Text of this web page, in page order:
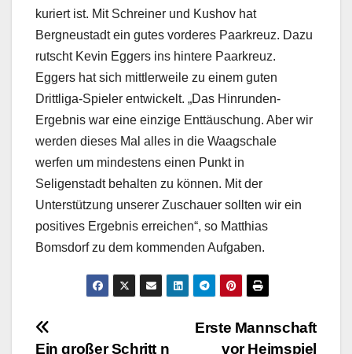
kuriert ist. Mit Schreiner und Kushov hat
Bergneustadt ein gutes vorderes Paarkreuz. Dazu
rutscht Kevin Eggers ins hintere Paarkreuz.
Eggers hat sich mittlerweile zu einem guten
Drittliga-Spieler entwickelt. „Das Hinrunden-
Ergebnis war eine einzige Enttäuschung. Aber wir
werden dieses Mal alles in die Waagschale
werfen um mindestens einen Punkt in
Seligenstadt behalten zu können. Mit der
Unterstützung unserer Zuschauer sollten wir ein
positives Ergebnis erreichen“, so Matthias
Bomsdorf zu dem kommenden Aufgaben.
Beitragsnavigation
Erste Mannschaft
vor Heimspiel
Ein großer Schritt n